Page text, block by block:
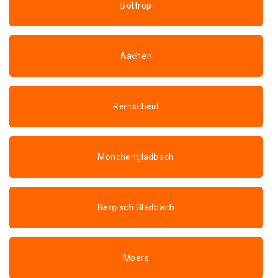
Bottrop
Aachen
Remscheid
Mönchengladbach
Bergisch Gladbach
Moers